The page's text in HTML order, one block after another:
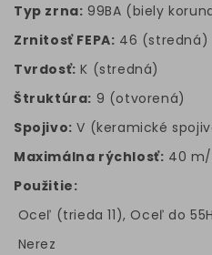
Typ zrna: 99BA (biely
Zrnitosť FEPA: 46 (stredná)
Tvrdosť: K (stredná)
Štruktúra: 9 (otvorená)
Spojivo: V (keramické
Maximálna rýchlosť: 40
Použitie:
Oceľ (trieda 11), Oceľ do
Nerez